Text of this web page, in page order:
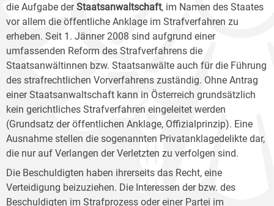
die Aufgabe derStaatsanwaltschaft, im Namen des Staates
vor allem die öffentliche Anklage im Strafverfahren zu
erheben. Seit 1. Jänner 2008 sind aufgrund einer
umfassenden Reform des Strafverfahrens die
Staatsanwältinnen bzw. Staatsanwälte auch für die Führung
des strafrechtlichen Vorverfahrens zuständig. Ohne Antrag
einer Staatsanwaltschaft kann in Österreich grundsätzlich
kein gerichtliches Strafverfahren eingeleitet werden
(Grundsatz der öffentlichen Anklage, Offizialprinzip). Eine
Ausnahme stellen die sogenannten Privatanklagedelikte dar,
die nur auf Verlangen der Verletzten zu verfolgen sind.
Die Beschuldigten haben ihrerseits das Recht, eine
Verteidigung beizuziehen. Die Interessen der bzw. des
Beschuldigten im Strafprozess oder einer Partei im